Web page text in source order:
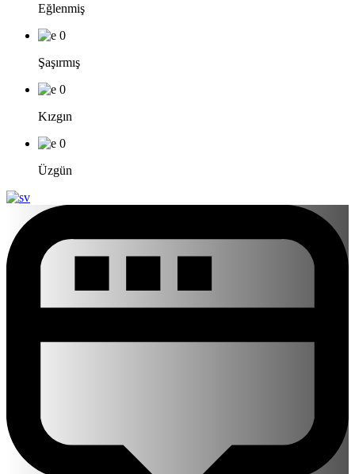
Eğlenmiş
0
Şaşırmış
0
Kızgın
0
Üzgün